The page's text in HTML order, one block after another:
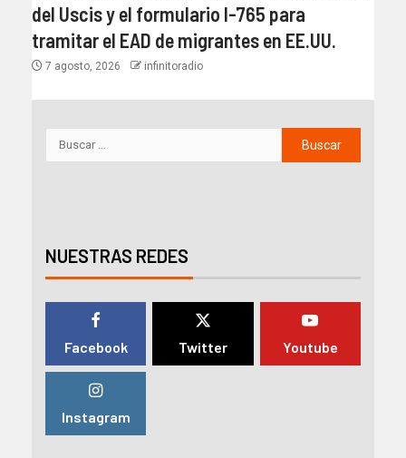
del Uscis y el formulario I-765 para
tramitar el EAD de migrantes en EE.UU.
7 agosto, 2026 infinitoradio
NUESTRAS REDES
Facebook Twitter Youtube
Instagram